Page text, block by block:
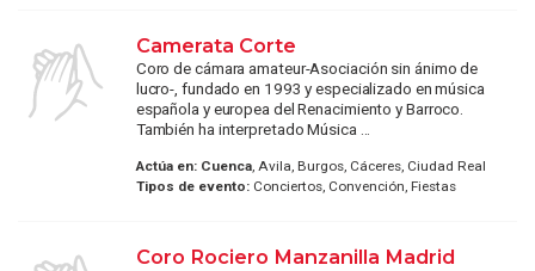
Camerata Corte
Coro de cámara amateur-Asociación sin ánimo de
lucro-, fundado en 1993 y especializado en música
española y europea del Renacimiento y Barroco.
También ha interpretado Música ...
Actúa en: Cuenca, Avila, Burgos, Cáceres, Ciudad Real
Tipos de evento:Conciertos, Convención, Fiestas
Coro Rociero Manzanilla Madrid